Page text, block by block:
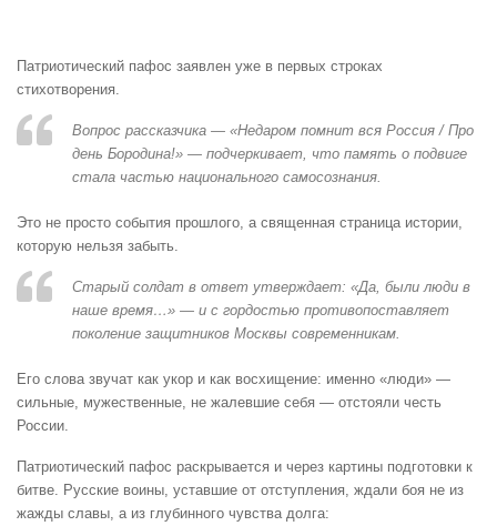
Патриотический пафос заявлен уже в первых строках
стихотворения.
Вопрос рассказчика — «Недаром помнит вся Россия / Про
день Бородина!» — подчеркивает, что память о подвиге
стала частью национального самосознания.
Это не просто события прошлого, а священная страница истории,
которую нельзя забыть.
Старый солдат в ответ утверждает: «Да, были люди в
наше время…» — и с гордостью противопоставляет
поколение защитников Москвы современникам.
Его слова звучат как укор и как восхищение: именно «люди» —
сильные, мужественные, не жалевшие себя — отстояли честь
России.
Патриотический пафос раскрывается и через картины подготовки к
битве. Русские воины, уставшие от отступления, ждали боя не из
жажды славы, а из глубинного чувства долга: